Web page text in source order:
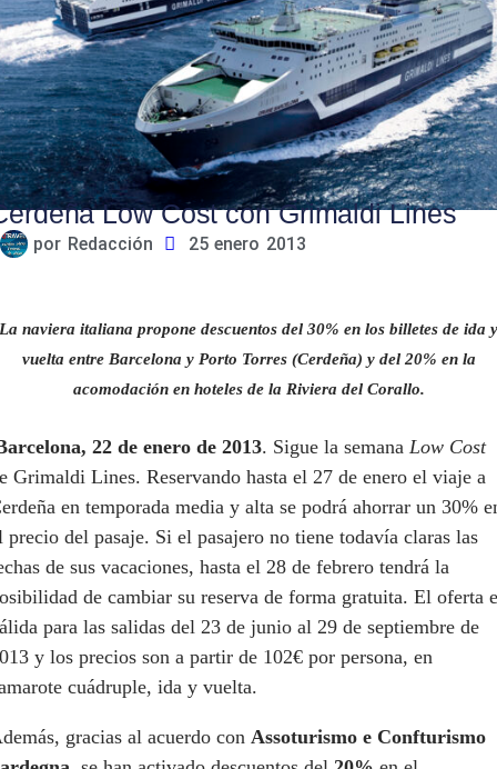
Low Cost con Grimaldi Lines
por Redacción 25 enero 2013
La naviera italiana propone descuentos del 30% en los billetes de ida y
vuelta entre Barcelona y Porto Torres (Cerdeña) y del 20% en la
acomodación en hoteles de la Riviera del Corallo.
22 de enero de 2013. Sigue la semana Low Cost
Grimaldi Lines. Reservando hasta el 27 de enero el viaje a
en temporada media y alta se podrá ahorrar un 30%
precio del pasaje. Si el pasajero no tiene todavía claras las
de sus vacaciones, hasta el 28 de febrero tendrá la
de cambiar su reserva de forma gratuita. El oferta
para las salidas del 23 de junio al 29 de septiembre de
y los precios son a partir de 102€ por persona, en
cuádruple, ida y vuelta.
gracias al acuerdo con Assoturismo e Confturismo